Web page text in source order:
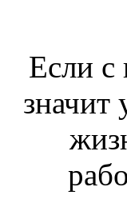
Если с
значит